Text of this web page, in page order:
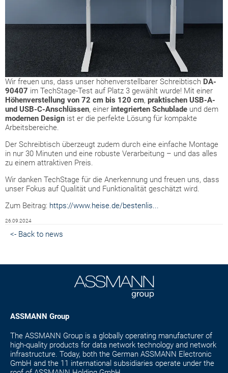
Wir freuen uns, dass unser höhenverstellbarer Schreibtisch DA-
90407 im TechStage-Test auf Platz 3 gewählt wurde! Mit einer
Höhenverstellung von 72 cm bis 120 cm, praktischen USB-A-
und USB-C-Anschlüssen, einer integrierten Schublade und dem
modernen Design ist er die perfekte Lösung für kompakte
Arbeitsbereiche.
Der Schreibtisch überzeugt zudem durch eine einfache Montage
in nur 30 Minuten und eine robuste Verarbeitung – und das alles
zu einem attraktiven Preis.
Wir danken TechStage für die Anerkennung und freuen uns, dass
unser Fokus auf Qualität und Funktionalität geschätzt wird.
Zum Beitrag: https://www.heise.de/bestenlis...
26.09.2024
<- Back to news
ASSMANN Group
The ASSMANN Group is a globally operating manufacturer of
high-quality products for data network technology and network
infrastructure. Today, both the German ASSMANN Electronic
GmbH and the 11 international subsidiaries operate under the